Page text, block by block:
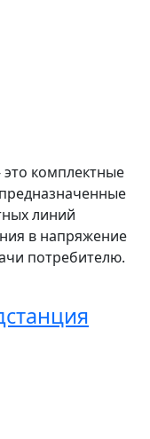
комплектные
линий
в напряжение
потребителю.